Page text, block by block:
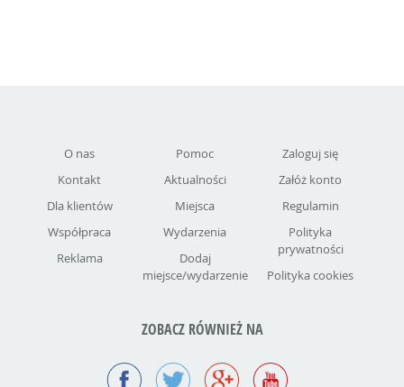
O nas
Kontakt
Dla klientów
Współpraca
Reklama
Pomoc
Aktualności
Miejsca
Wydarzenia
Dodaj
miejsce/wydarzenie
Zaloguj się
Załóż konto
Regulamin
Polityka
prywatności
Polityka cookies
ZOBACZ RÓWNIEŻ NA